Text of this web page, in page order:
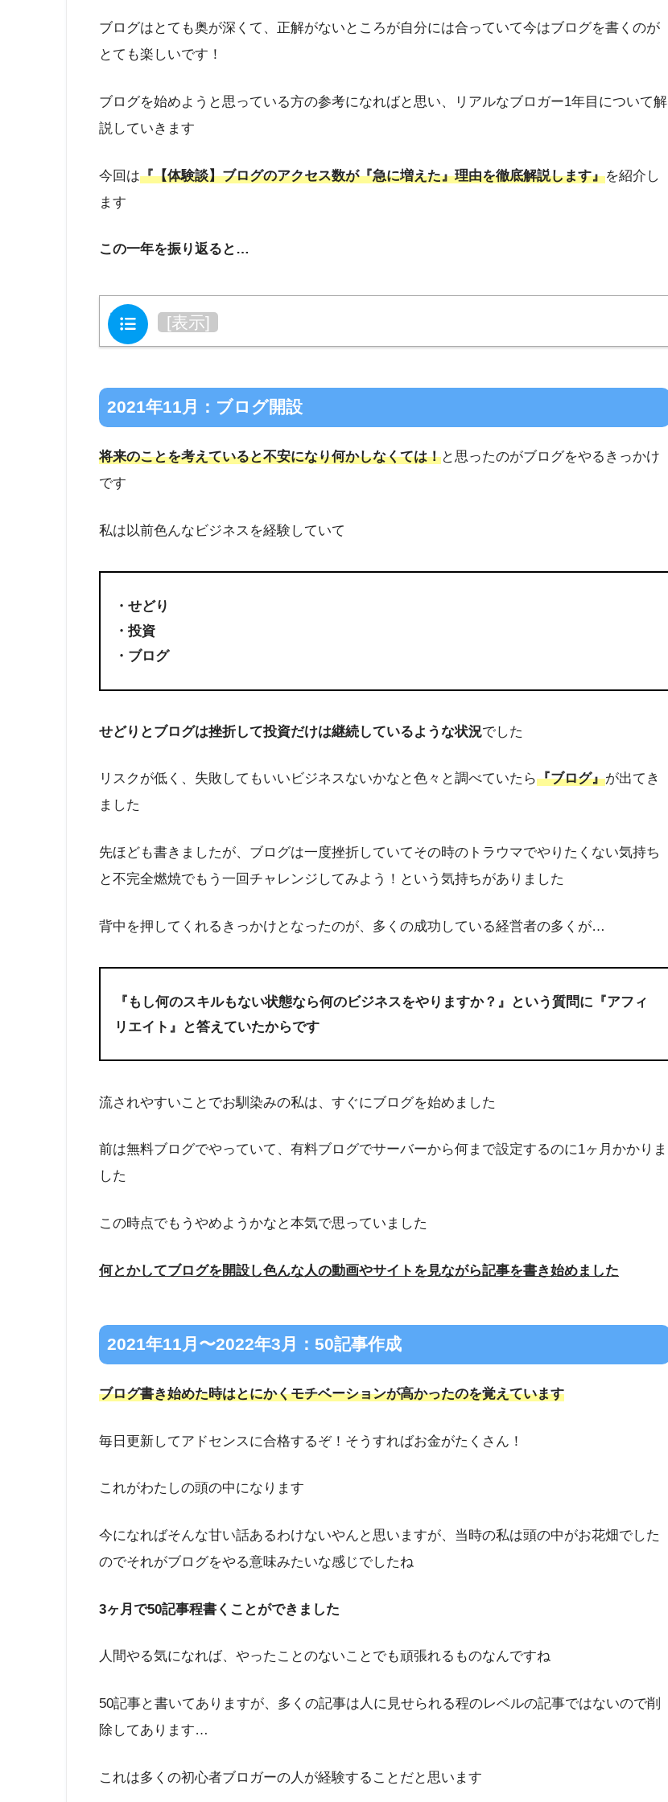
ブログはとても奥が深くて、正解がないところが自分には合っていて今はブログを書くのが
とても楽しいです！
ブログを始めようと思っている方の参考になればと思い、リアルなブロガー1年目について解
説していきます
今回は『【体験談】ブログのアクセス数が『急に増えた』理由を徹底解説します』を紹介し
ます
この一年を振り返ると…
目次 [表示]
2021年11月：ブログ開設
将来のことを考えていると不安になり何かしなくては！と思ったのがブログをやるきっかけ
です
私は以前色んなビジネスを経験していて
・せどり
・投資
・ブログ
せどりとブログは挫折して投資だけは継続しているような状況でした
リスクが低く、失敗してもいいビジネスないかなと色々と調べていたら『ブログ』が出てき
ました
先ほども書きましたが、ブログは一度挫折していてその時のトラウマでやりたくない気持ち
と不完全燃焼でもう一回チャレンジしてみよう！という気持ちがありました
背中を押してくれるきっかけとなったのが、多くの成功している経営者の多くが…
『もし何のスキルもない状態なら何のビジネスをやりますか？』 という質問に 『アフィ
リエイト』
と答えていたからです
流されやすいことでお馴染みの私は、すぐにブログを始めました
前は無料ブログでやっていて、有料ブログでサーバーから何まで設定するのに1ヶ月かかりま
した
この時点でもうやめようかなと本気で思っていました
何とかしてブログを開設し色んな人の動画やサイトを見ながら記事を書き始めました
2021年11月〜2022年3月：50記事作成
ブログ書き始めた時はとにかくモチベーションが高かったのを覚えています
毎日更新してアドセンスに合格するぞ！そうすればお金がたくさん！
これがわたしの頭の中になります
今になればそんな甘い話あるわけないやんと思いますが、当時の私は頭の中がお花畑でした
のでそれがブログをやる意味みたいな感じでしたね
3ヶ月で50記事程書くことができました
人間やる気になれば、やったことのないことでも頑張れるものなんですね
50記事と書いてありますが、多くの記事は人に見せられる程のレベルの記事ではないので削
除してあります…
これは多くの初心者ブロガーの人が経験することだと思います